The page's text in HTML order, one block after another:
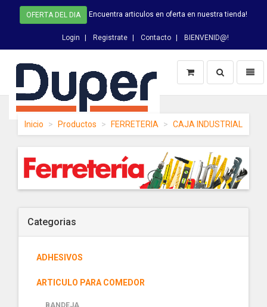
OFERTA DEL DIA Encuentra articulos en oferta en nuestra tienda!
Login Registrate Contacto BIENVENID@!
DUPER
Switch
Busqueda
Inicio Productos FERRETERIA CAJA INDUSTRIAL
Categorias
ADHESIVOS
ARTICULO PARA COMEDOR
BANDEJA